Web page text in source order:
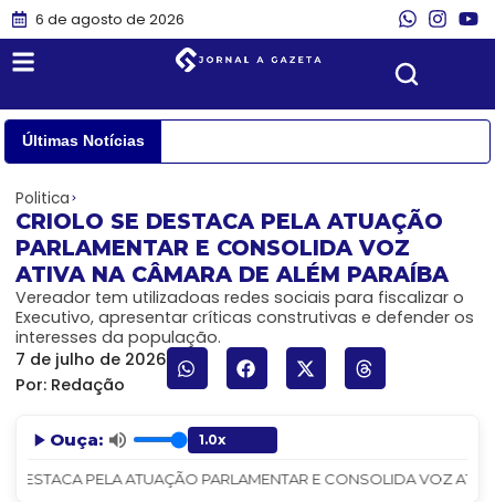
6 de agosto de 2026
Últimas Notícias
Politica
CRIOLO SE DESTACA PELA ATUAÇÃO
PARLAMENTAR E CONSOLIDA VOZ
ATIVA NA CÂMARA DE ALÉM PARAÍBA
Vereador tem utilizadoas redes sociais para fiscalizar o
Executivo, apresentar críticas construtivas e defender os
interesses da população.
7 de julho de 2026
Por: Redação
Ouça:
PELA ATUAÇÃO PARLAMENTAR E CONSOLIDA VOZ